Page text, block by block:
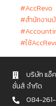
#AccRevo
#สำนักงา
#ใช้
บริษัท แอ็
ชั่นส์ จำกัด
084-